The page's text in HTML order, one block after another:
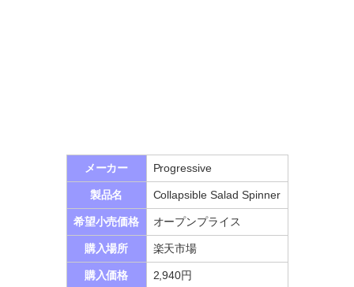
メーカー Progressive
製品名 Collapsible Salad Spinner
希望小売価格 オープンプライス
購入場所 楽天市場
購入価格 2,940円